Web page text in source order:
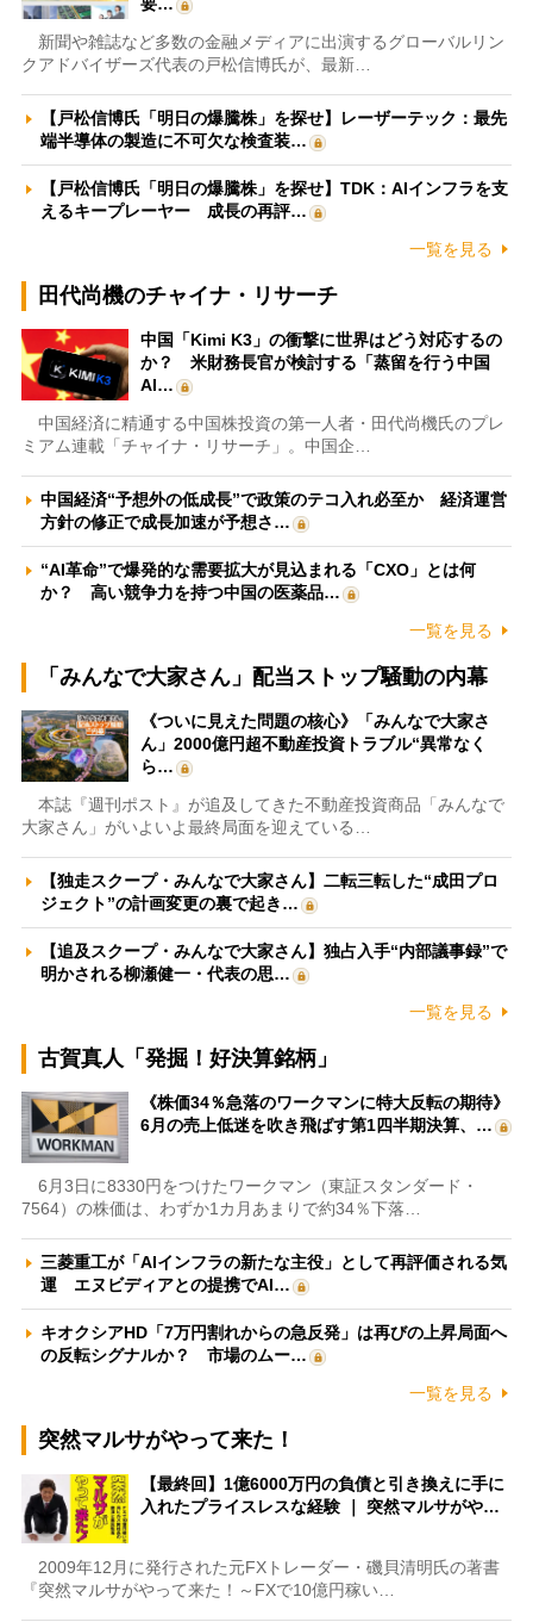
新聞や雑誌など多数の金融メディアに出演するグローバルリン
クアドバイザーズ代表の戸松信博氏が、最新…
【戸松信博氏「明日の爆騰株」を探せ】レーザーテック：最先
端半導体の製造に不可欠な検査装…
【戸松信博氏「明日の爆騰株」を探せ】TDK：AIインフラを支
えるキープレーヤー 成長の再評…
一覧を見る
田代尚機のチャイナ・リサーチ
中国「Kimi K3」の衝撃に世界はどう対応するの
か？ 米財務長官が検討する「蒸留を行う中国
AI…
中国経済に精通する中国株投資の第一人者・田代尚機氏のプレ
ミアム連載「チャイナ・リサーチ」。中国企…
中国経済“予想外の低成長”で政策のテコ入れ必至か 経済運営
方針の修正で成長加速が予想さ…
“AI革命”で爆発的な需要拡大が見込まれる「CXO」とは何
か？ 高い競争力を持つ中国の医薬品…
一覧を見る
「みんなで大家さん」配当ストップ騒動の内幕
《ついに見えた問題の核心》「みんなで大家さ
ん」2000億円超不動産投資トラブル“異常なく
ら…
本誌『週刊ポスト』が追及してきた不動産投資商品「みんなで
大家さん」がいよいよ最終局面を迎えている…
【独走スクープ・みんなで大家さん】二転三転した“成田プロ
ジェクト”の計画変更の裏で起き…
【追及スクープ・みんなで大家さん】独占入手“内部議事録”で
明かされる柳瀬健一・代表の思…
一覧を見る
古賀真人「発掘！好決算銘柄」
《株価34％急落のワークマンに特大反転の期待》
6月の売上低迷を吹き飛ばす第1四半期決算、…
6月3日に8330円をつけたワークマン（東証スタンダード・
7564）の株価は、わずか1カ月あまりで約34％下落…
三菱重工が「AIインフラの新たな主役」として再評価される気
運 エヌビディアとの提携でAI…
キオクシアHD「7万円割れからの急反発」は再びの上昇局面へ
の反転シグナルか？ 市場のムー…
一覧を見る
突然マルサがやって来た！
【最終回】1億6000万円の負債と引き換えに手に
入れたプライスレスな経験 ｜ 突然マルサがや…
2009年12月に発行された元FXトレーダー・磯貝清明氏の著書
『突然マルサがやって来た！～FXで10億円稼い…